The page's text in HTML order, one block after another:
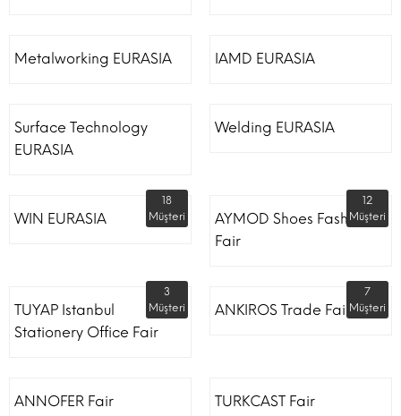
Metalworking EURASIA IAMD EURASIA
Surface Technology
EURASIA
Welding EURASIA
WIN EURASIA
18
Müşteri
AYMOD Shoes Fashion
Fair
12
Müşteri
TUYAP Istanbul
Stationery Office Fair
3
Müşteri
ANKIROS Trade Fairs
7
Müşteri
ANNOFER Fair TURKCAST Fair